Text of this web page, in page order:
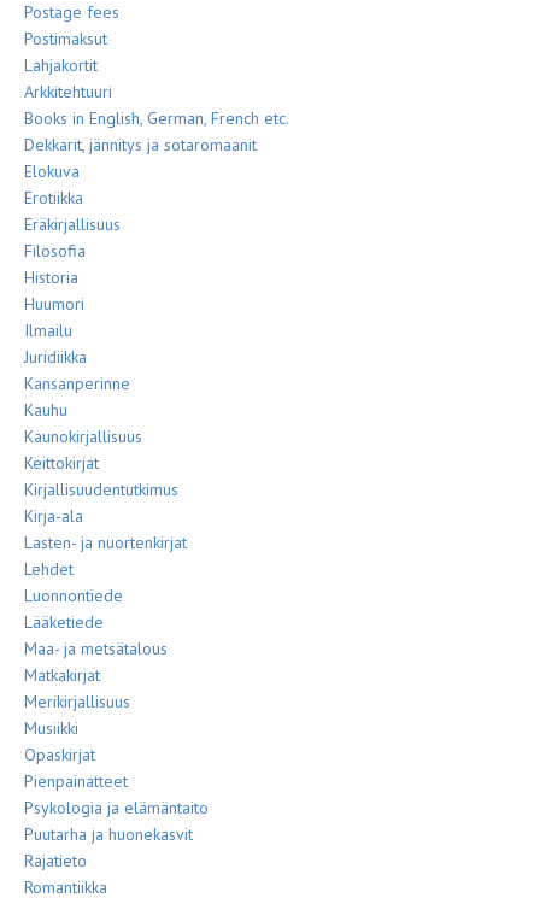
Postage fees
Postimaksut
Lahjakortit
Arkkitehtuuri
Books in English, German, French etc.
Dekkarit, jännitys ja sotaromaanit
Elokuva
Erotiikka
Eräkirjallisuus
Filosofia
Historia
Huumori
Ilmailu
Juridiikka
Kansanperinne
Kauhu
Kaunokirjallisuus
Keittokirjat
Kirjallisuudentutkimus
Kirja-ala
Lasten- ja nuortenkirjat
Lehdet
Luonnontiede
Lääketiede
Maa- ja metsätalous
Matkakirjat
Merikirjallisuus
Musiikki
Opaskirjat
Pienpainatteet
Psykologia ja elämäntaito
Puutarha ja huonekasvit
Rajatieto
Romantiikka